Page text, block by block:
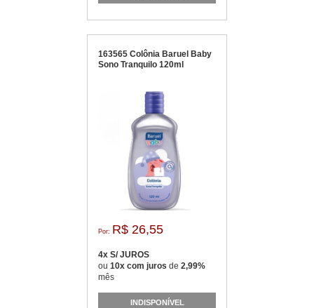
163565 Colônia Baruel Baby
Sono Tranquilo 120ml
Por: R$ 26,55
4x S/ JUROS
ou 10x com juros de 2,99%
mês
INDISPONÍVEL